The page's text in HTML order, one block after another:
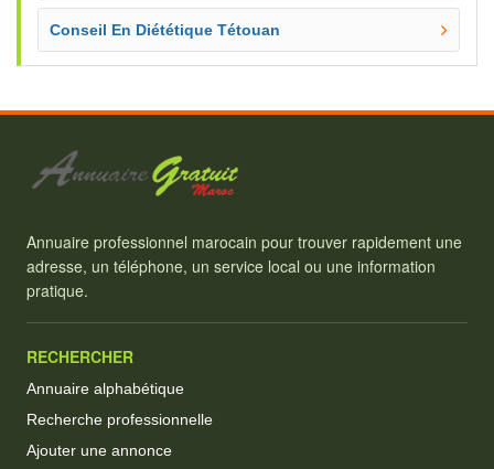
Conseil En Diététique Tétouan
Annuaire professionnel marocain pour trouver rapidement une
adresse, un téléphone, un service local ou une information
pratique.
RECHERCHER
Annuaire alphabétique
Recherche professionnelle
Ajouter une annonce